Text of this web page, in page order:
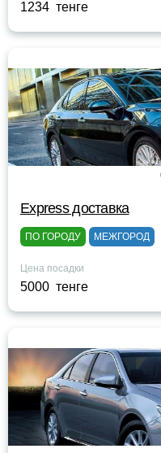
1234 тенге
Express доставка
ПО ГОРОДУ МЕЖГОРОД
Цена посадки
5000 тенге